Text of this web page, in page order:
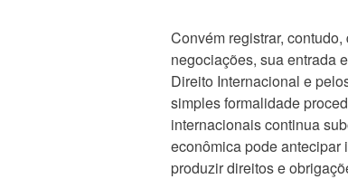
Convém registrar,
negociações, sua entrada
Direito Internacional e
simples formalidade
internacionais continua
econômica pode antecipar
produzir direitos e